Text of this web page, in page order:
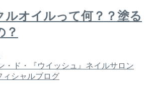
ルオイルって何？？塗る
？
・ド・『ウイッシュ』ネイルサロン
ィシャルブログ